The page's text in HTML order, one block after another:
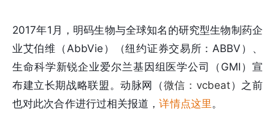
2017年1月，明码生物与全球知名的研究型生物制药企
业艾伯维（AbbVie）（纽约证券交易所：ABBV）、
生命科学新锐企业爱尔兰基因组医学公司（GMI）宣
布建立长期战略联盟。动脉网（微信：vcbeat）之前
也对此次合作进行过相关报道，详情点这里 。